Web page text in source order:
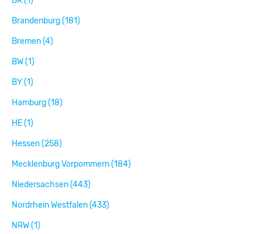
Brandenburg (181)
Bremen (4)
BW (1)
BY (1)
Hamburg (18)
HE (1)
Hessen (258)
Mecklenburg Vorpommern (184)
Niedersachsen (443)
Nordrhein Westfalen (433)
NRW (1)